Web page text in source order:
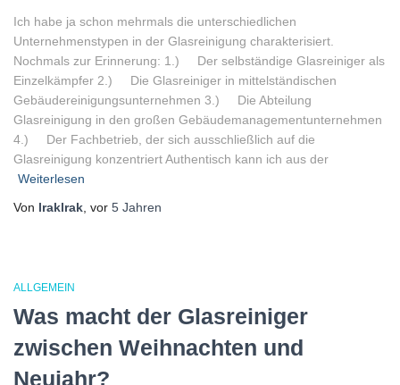
Ich habe ja schon mehrmals die unterschiedlichen
Unternehmenstypen in der Glasreinigung charakterisiert.
Nochmals zur Erinnerung: 1.) Der selbständige Glasreiniger als
Einzelkämpfer 2.) Die Glasreiniger in mittelständischen
Gebäudereinigungsunternehmen 3.) Die Abteilung
Glasreinigung in den großen Gebäudemanagementunternehmen
4.) Der Fachbetrieb, der sich ausschließlich auf die
Glasreinigung konzentriert Authentisch kann ich aus der
Weiterlesen
Von lraklrak , vor 5 Jahren
ALLGEMEIN
Was macht der Glasreiniger
zwischen Weihnachten und
Neujahr?